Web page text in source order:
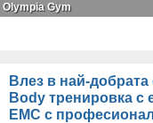
Olympia Gym
Влез в най-
Body тренировка с
ЕМС с